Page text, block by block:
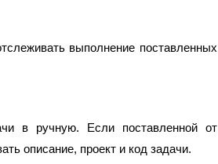
выполнение поставленных
в ручную. Если поставленной от
описание, проект и код задачи.